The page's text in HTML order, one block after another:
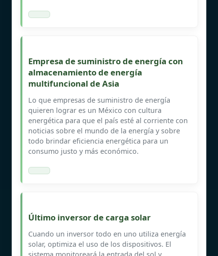
Empresa de suministro de energía con
almacenamiento de energía
multifuncional de Asia
Lo que empresas de suministro de energía
quieren lograr es un México con cultura
energética para que el país esté al corriente con
noticias sobre el mundo de la energía y sobre
todo brindar eficiencia energética para un
consumo justo y más económico.
Último inversor de carga solar
Cuando un inversor todo en uno utiliza energía
solar, optimiza el uso de los dispositivos. El